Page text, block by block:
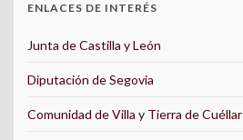
ENLACES DE INTERÉS
Junta de Castilla y León
Diputación de Segovia
Comunidad de Villa y Tierra de Cuéllar